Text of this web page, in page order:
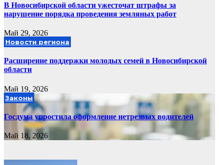
В Новосибирской области ужесточат штрафы за
нарушение порядка проведения земляных работ
Май 29, 2026
Новости региона
Расширение поддержки молодых семей в Новосибирской
области
Май 19, 2026
Законы
Госдума упростила оформление нетрезвых водителей
Май 18, 2026